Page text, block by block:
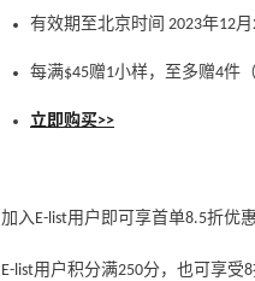
有效期至北京时间 2023年12月
每满$45赠1小样，至多赠4件
立即购买>>
加入E-list用户即可享首单8.5折优
E-list用户积分满250分，也可享受